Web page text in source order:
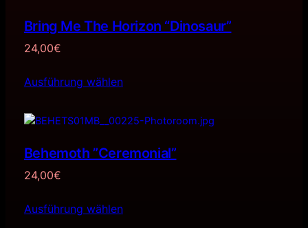
Bring Me The Horizon “Dinosaur”
24,00€
Ausführung wählen
Behemoth ”Ceremonial”
24,00€
Ausführung wählen